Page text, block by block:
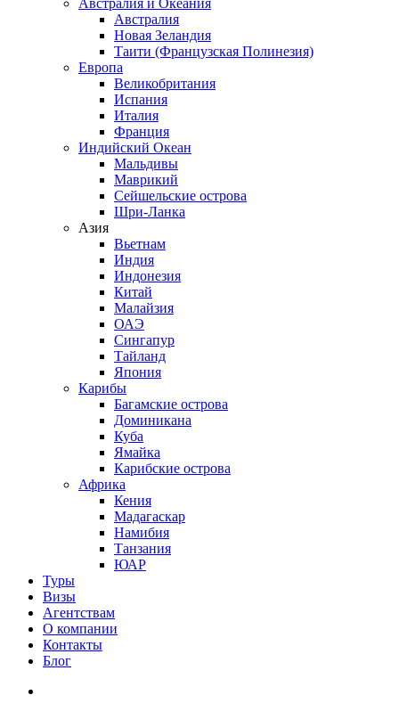
Австралия
Новая Зеландия
Таити (Французская Полинезия)
Европа
Великобритания
Испания
Италия
Франция
Индийский Океан
Мальдивы
Маврикий
Сейшельские острова
Шри-Ланка
Азия
Вьетнам
Индия
Индонезия
Китай
Малайзия
ОАЭ
Сингапур
Тайланд
Япония
Карибы
Багамские острова
Доминикана
Куба
Ямайка
Карибские острова
Африка
Кения
Мадагаскар
Намибия
Танзания
ЮАР
Туры
Визы
Агентствам
О компании
Контакты
Блог